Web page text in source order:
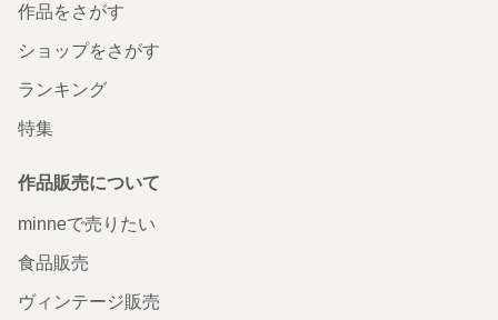
作品をさがす
ショップをさがす
ランキング
特集
作品販売について
minneで売りたい
食品販売
ヴィンテージ販売